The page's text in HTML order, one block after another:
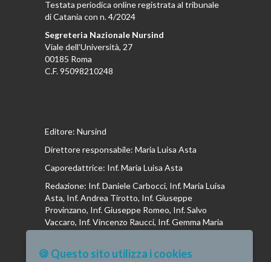
Testata periodica online registrata al tribunale
di Catania con n. 4/2024
Segreteria Nazionale Nursind
Viale dell’Università, 27
00185 Roma
C.F. 95098210248
Editore: Nursind
Direttore responsabile: Maria Luisa Asta
Caporedattrice: Inf. Maria Luisa Asta
Redazione: Inf. Daniele Carbocci, Inf. Maria Luisa
Asta, Inf. Andrea Tirotto, Inf. Giuseppe
Provinzano, Inf. Giuseppe Romeo, Inf. Salvo
Vaccaro, Inf. Vincenzo Raucci, Inf. Gemma Maria
Altavilla, Inf. Stefano Barone , Inf. Donato Cosi,
🍪 Questo sito utilizza i cookies